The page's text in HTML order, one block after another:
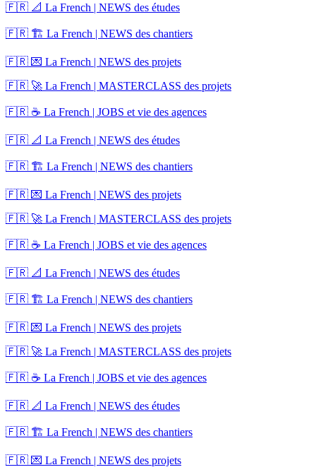
🇫🇷 📐 La French | NEWS des études
🇫🇷 🏗️ La French | NEWS des chantiers
🇫🇷 💌 La French | NEWS des projets
🇫🇷 🚀 La French | MASTERCLASS des projets
🇫🇷 ☕ La French | JOBS et vie des agences
🇫🇷 📐 La French | NEWS des études
🇫🇷 🏗️ La French | NEWS des chantiers
🇫🇷 💌 La French | NEWS des projets
🇫🇷 🚀 La French | MASTERCLASS des projets
🇫🇷 ☕ La French | JOBS et vie des agences
🇫🇷 📐 La French | NEWS des études
🇫🇷 🏗️ La French | NEWS des chantiers
🇫🇷 💌 La French | NEWS des projets
🇫🇷 🚀 La French | MASTERCLASS des projets
🇫🇷 ☕ La French | JOBS et vie des agences
🇫🇷 📐 La French | NEWS des études
🇫🇷 🏗️ La French | NEWS des chantiers
🇫🇷 💌 La French | NEWS des projets